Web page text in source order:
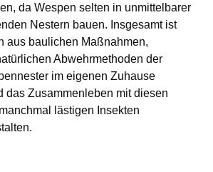
da Wespen selten in unmittelbarer
Nestern bauen. Insgesamt ist
aus baulichen Maßnahmen,
Abwehrmethoden der
im eigenen Zuhause
das Zusammenleben mit diesen
lästigen Insekten